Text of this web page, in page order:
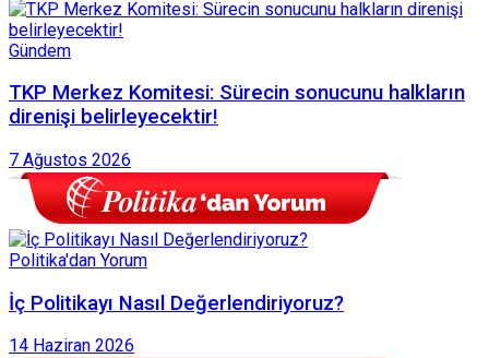
Gündem
TKP Merkez Komitesi: Sürecin sonucunu halkların
direnişi belirleyecektir!
7 Ağustos 2026
Politika'dan Yorum
İç Politikayı Nasıl Değerlendiriyoruz?
14 Haziran 2026